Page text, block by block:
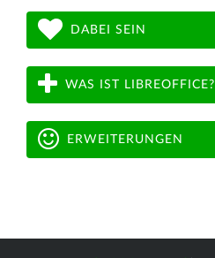
DABEI SEIN
WAS IST LIBREOFFICE?
ERWEITERUNGEN